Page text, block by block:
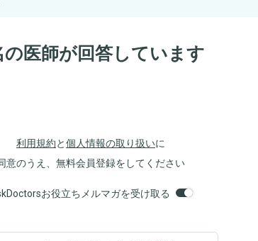
の医師が回答しています
利用規約と個人情報の取り扱いに
意のうえ、無料会員登録をしてください
お役立ちメルマガを受け取る